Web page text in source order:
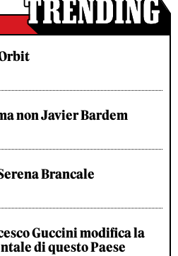
non Javier Bardem
Brancale
Guccini modifica la
di questo Paese